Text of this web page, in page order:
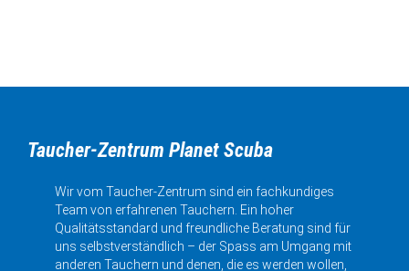
Taucher-Zentrum Planet Scuba
Wir vom Taucher-Zentrum sind ein fachkundiges
Team von erfahrenen Tauchern. Ein hoher
Qualitätsstandard und freundliche Beratung sind für
uns selbstverständlich – der Spass am Umgang mit
anderen Tauchern und denen, die es werden wollen,